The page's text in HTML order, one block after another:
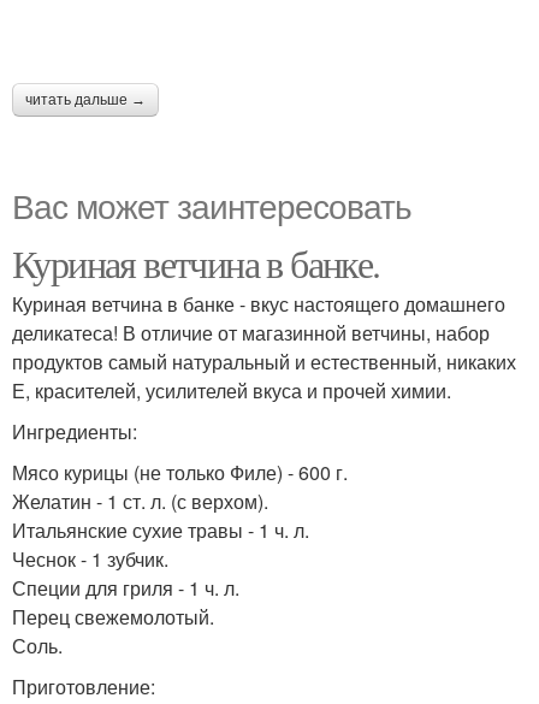
читать дальше →
Вас может заинтересовать
Куриная ветчина в банке.
Куриная ветчина в банке - вкус настоящего домашнего
деликатеса! В отличие от магазинной ветчины, набор
продуктов самый натуральный и естественный, никаких
Е, красителей, усилителей вкуса и прочей химии.
Ингредиенты:
Мясо курицы (не только Филе) - 600 г.
Желатин - 1 ст. л. (с верхом).
Итальянские сухие травы - 1 ч. л.
Чеснок - 1 зубчик.
Специи для гриля - 1 ч. л.
Перец свежемолотый.
Соль.
Приготовление: